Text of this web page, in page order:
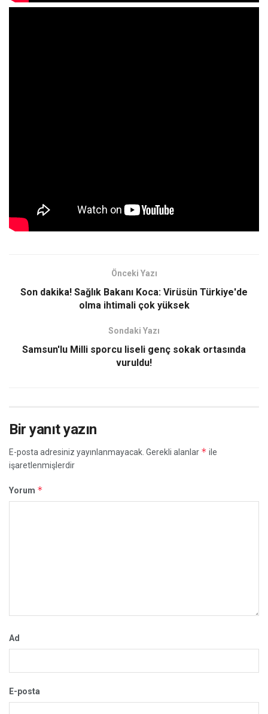
Önceki Yazı
Son dakika! Sağlık Bakanı Koca: Virüsün Türkiye'de
olma ihtimali çok yüksek
Sondaki Yazı
Samsun'lu Milli sporcu liseli genç sokak ortasında
vuruldu!
Bir yanıt yazın
E-posta adresiniz yayınlanmayacak. Gerekli alanlar * ile
işaretlenmişlerdir
Yorum *
Ad
E-posta